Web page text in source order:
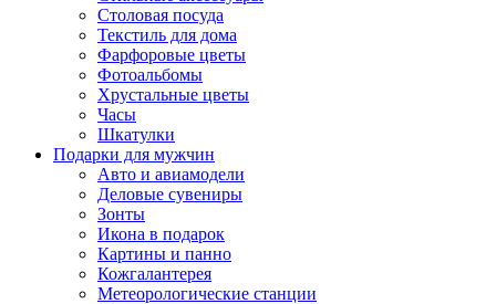
Столовая посуда
Текстиль для дома
Фарфоровые цветы
Фотоальбомы
Хрустальные цветы
Часы
Шкатулки
Подарки для мужчин
Авто и авиамодели
Деловые сувениры
Зонты
Икона в подарок
Картины и панно
Кожгалантерея
Метеорологические станции